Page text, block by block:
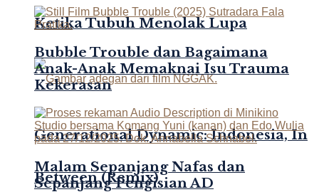
Ketika Tubuh Menolak Lupa
Generational Dynamic: Indonesia, In
Between (Remix)
Bubble Trouble dan Bagaimana
Anak-Anak Memaknai Isu Trauma
Kekerasan
Malam Sepanjang Nafas dan
Sepanjang Pengisian AD